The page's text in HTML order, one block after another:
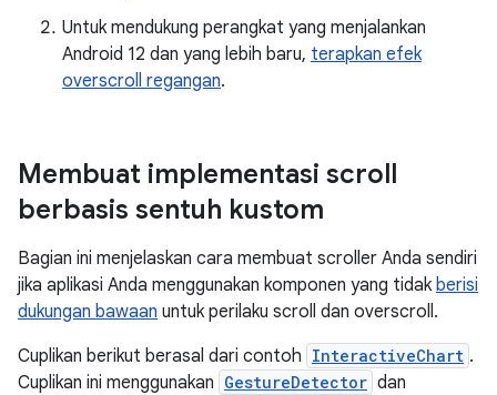
Untuk mendukung perangkat yang menjalankan
Android 12 dan yang lebih baru, terapkan efek
overscroll regangan.
Membuat implementasi scroll
berbasis sentuh kustom
Bagian ini menjelaskan cara membuat scroller Anda sendiri
jika aplikasi Anda menggunakan komponen yang tidak berisi
dukungan bawaan untuk perilaku scroll dan overscroll.
Cuplikan berikut berasal dari contoh InteractiveChart .
Cuplikan ini menggunakan GestureDetector dan